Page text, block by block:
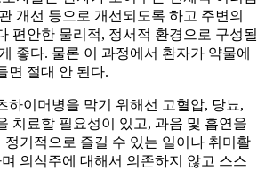
개선 등으로 개선되도록 하고 주변의
편안한 물리적, 정서적 환경으로 구성될
좋다. 물론 이 과정에서 환자가 약물에
면 절대 안 된다.
하이머병을 막기 위해선 고혈압, 당뇨,
치료할 필요성이 있고, 과음 및 흡연을
정기적으로 즐길 수 있는 일이나 취미활
의식주에 대해서 의존하지 않고 스스